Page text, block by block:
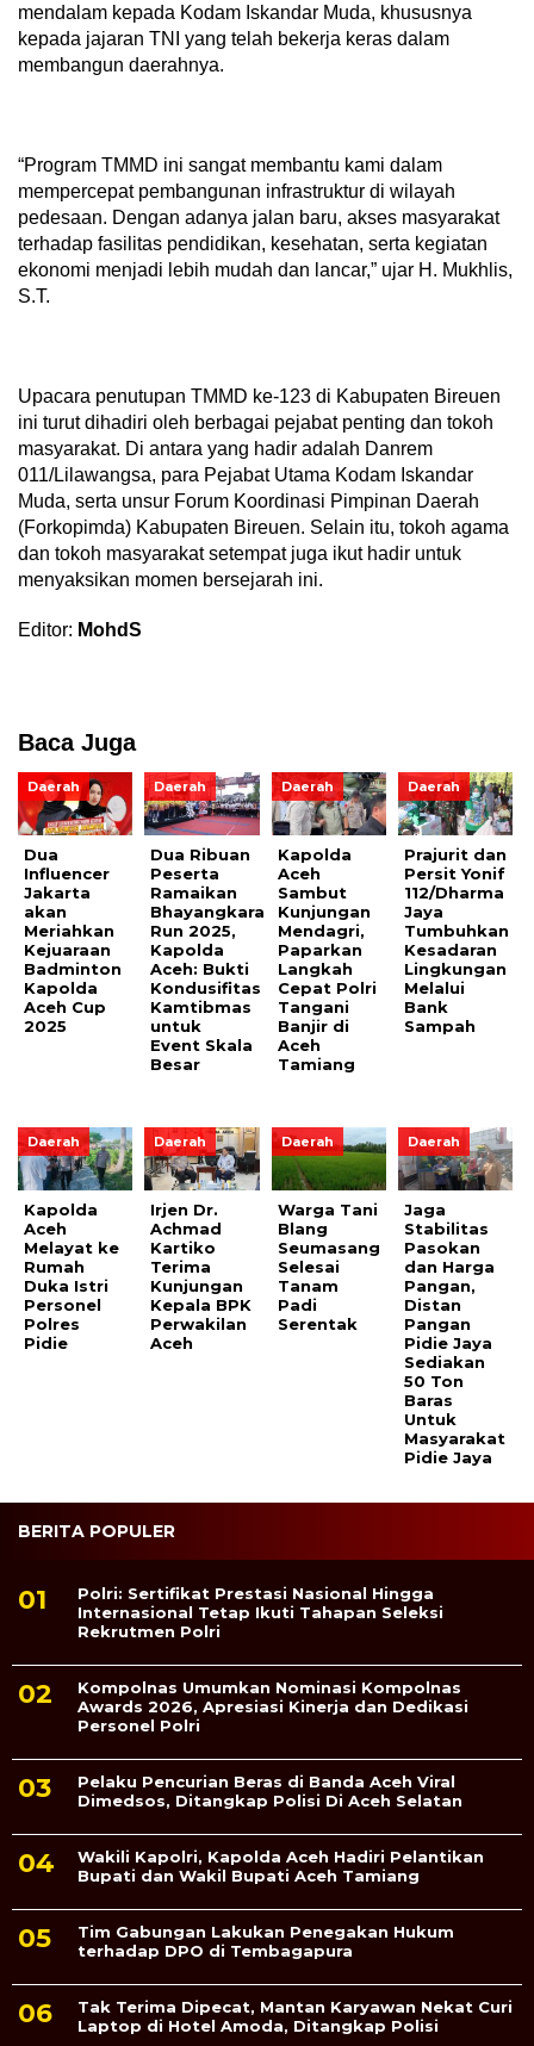
mendalam kepada Kodam Iskandar Muda, khususnya
kepada jajaran TNI yang telah bekerja keras dalam
membangun daerahnya.
“Program TMMD ini sangat membantu kami dalam
mempercepat pembangunan infrastruktur di wilayah
pedesaan. Dengan adanya jalan baru, akses masyarakat
terhadap fasilitas pendidikan, kesehatan, serta kegiatan
ekonomi menjadi lebih mudah dan lancar,” ujar H. Mukhlis,
S.T.
Upacara penutupan TMMD ke-123 di Kabupaten Bireuen
ini turut dihadiri oleh berbagai pejabat penting dan tokoh
masyarakat. Di antara yang hadir adalah Danrem
011/Lilawangsa, para Pejabat Utama Kodam Iskandar
Muda, serta unsur Forum Koordinasi Pimpinan Daerah
(Forkopimda) Kabupaten Bireuen. Selain itu, tokoh agama
dan tokoh masyarakat setempat juga ikut hadir untuk
menyaksikan momen bersejarah ini.
Editor: MohdS
Baca Juga
Daerah
Dua
Influencer
Jakarta
akan
Meriahkan
Kejuaraan
Badminton
Kapolda
Aceh Cup
2025
Daerah
Dua Ribuan
Peserta
Ramaikan
Bhayangkara
Run 2025,
Kapolda
Aceh: Bukti
Kondusifitas
Kamtibmas
untuk
Event Skala
Besar
Daerah
Kapolda
Aceh
Sambut
Kunjungan
Mendagri,
Paparkan
Langkah
Cepat Polri
Tangani
Banjir di
Aceh
Tamiang
Daerah
Prajurit dan
Persit Yonif
112/Dharma
Jaya
Tumbuhkan
Kesadaran
Lingkungan
Melalui
Bank
Sampah
Daerah
Kapolda
Aceh
Melayat ke
Rumah
Duka Istri
Personel
Polres
Pidie
Daerah
Irjen Dr.
Achmad
Kartiko
Terima
Kunjungan
Kepala BPK
Perwakilan
Aceh
Daerah
Warga Tani
Blang
Seumasang
Selesai
Tanam
Padi
Serentak
Daerah
Jaga
Stabilitas
Pasokan
dan Harga
Pangan,
Distan
Pangan
Pidie Jaya
Sediakan
50 Ton
Baras
Untuk
Masyarakat
Pidie Jaya
BERITA POPULER
Polri: Sertifikat Prestasi Nasional Hingga
Internasional Tetap Ikuti Tahapan Seleksi
Rekrutmen Polri
Kompolnas Umumkan Nominasi Kompolnas
Awards 2026, Apresiasi Kinerja dan Dedikasi
Personel Polri
Pelaku Pencurian Beras di Banda Aceh Viral
Dimedsos, Ditangkap Polisi Di Aceh Selatan
Wakili Kapolri, Kapolda Aceh Hadiri Pelantikan
Bupati dan Wakil Bupati Aceh Tamiang
Tim Gabungan Lakukan Penegakan Hukum
terhadap DPO di Tembagapura
Tak Terima Dipecat, Mantan Karyawan Nekat Curi
Laptop di Hotel Amoda, Ditangkap Polisi